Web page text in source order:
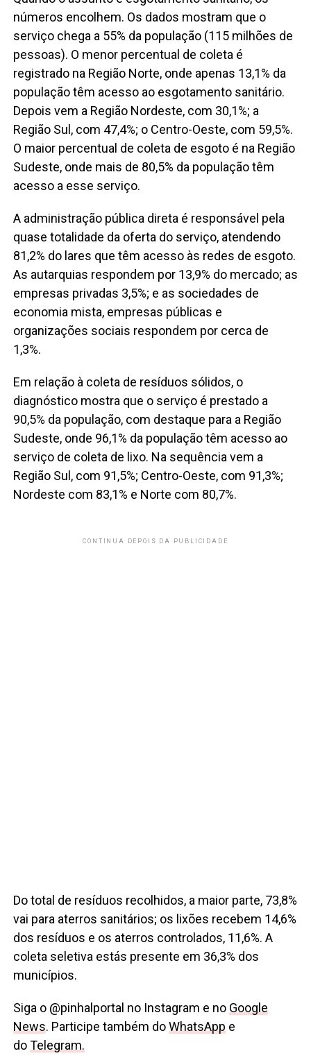
números encolhem. Os dados mostram que o
serviço chega a 55% da população (115 milhões de
pessoas). O menor percentual de coleta é
registrado na Região Norte, onde apenas 13,1% da
população têm acesso ao esgotamento sanitário.
Depois vem a Região Nordeste, com 30,1%; a
Região Sul, com 47,4%; o Centro-Oeste, com 59,5%.
O maior percentual de coleta de esgoto é na Região
Sudeste, onde mais de 80,5% da população têm
acesso a esse serviço.
A administração pública direta é responsável pela
quase totalidade da oferta do serviço, atendendo
81,2% do lares que têm acesso às redes de esgoto.
As autarquias respondem por 13,9% do mercado; as
empresas privadas 3,5%; e as sociedades de
economia mista, empresas públicas e
organizações sociais respondem por cerca de
1,3%.
Em relação à coleta de resíduos sólidos, o
diagnóstico mostra que o serviço é prestado a
90,5% da população, com destaque para a Região
Sudeste, onde 96,1% da população têm acesso ao
serviço de coleta de lixo. Na sequência vem a
Região Sul, com 91,5%; Centro-Oeste, com 91,3%;
Nordeste com 83,1% e Norte com 80,7%.
CONTINUA DEPOIS DA PUBLICIDADE
Do total de resíduos recolhidos, a maior parte, 73,8%
vai para aterros sanitários; os lixões recebem 14,6%
dos resíduos e os aterros controlados, 11,6%. A
coleta seletiva estás presente em 36,3% dos
municípios.
Siga o @pinhalportal no Instagram e no Google
News. Participe também doWhatsApp e
doTelegram.